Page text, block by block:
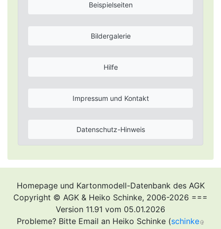
Beispielseiten
Bildergalerie
Hilfe
Impressum und Kontakt
Datenschutz-Hinweis
Homepage und Kartonmodell-Datenbank des AGK
Copyright © AGK & Heiko Schinke, 2006-2026 ===
Version 11.91 vom 05.01.2026
Probleme? Bitte Email an Heiko Schinke (schinke